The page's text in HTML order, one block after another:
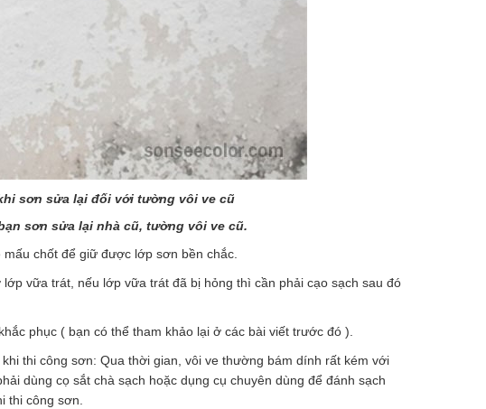
sơn sửa lại đối với tường vôi ve cũ
sơn sửa lại nhà cũ, tường vôi ve cũ.
chốt để giữ được lớp sơn bền chắc.
vữa trát, nếu lớp vữa trát đã bị hỏng thì cần phải cạo sạch sau đó
phục ( bạn có thể tham khảo lại ở các bài viết trước đó ).
thi công sơn: Qua thời gian, vôi ve thường bám dính rất kém với
dùng cọ sắt chà sạch hoặc dụng cụ chuyên dùng để đánh sạch
thi công sơn.